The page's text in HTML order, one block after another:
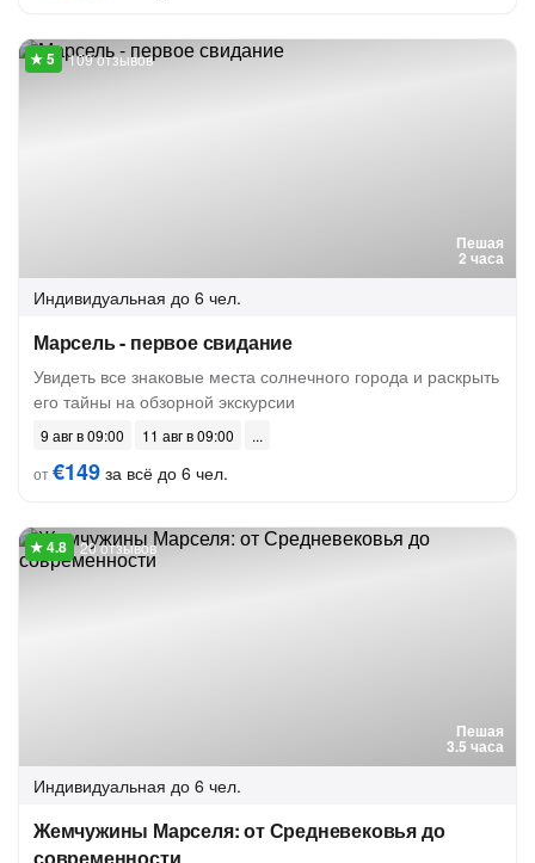
Пешая
2 часа
109 отзывов
Индивидуальная до 6 чел.
Марсель - первое свидание
Увидеть все знаковые места солнечного города и раскрыть
его тайны на обзорной экскурсии
9 авг в 09:00
11 авг в 09:00
от€149 за всё до 6 чел.
Пешая
3.5 часа
20 отзывов
Индивидуальная до 6 чел.
Жемчужины Марселя: от Средневековья до